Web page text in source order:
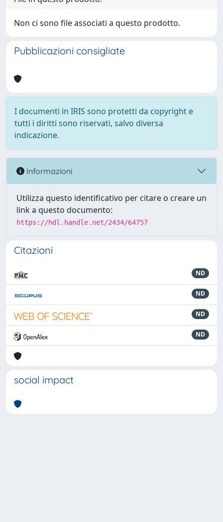
Non ci sono file associati a questo prodotto.
Pubblicazioni consigliate
I documenti in IRIS sono protetti da copyright e
tutti i diritti sono riservati, salvo diversa
indicazione.
Informazioni
Utilizza questo identificativo per citare o creare un
link a questo documento:
https://hdl.handle.net/2434/64757
Citazioni
ND
ND
ND
ND
social impact